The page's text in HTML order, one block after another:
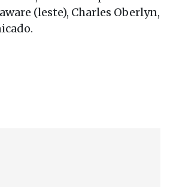
(leste), Charles Oberlyn,